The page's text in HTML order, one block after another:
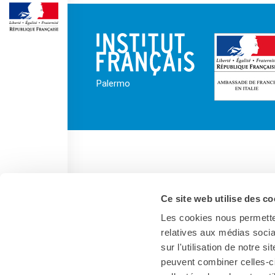
Ce site web utilise des
Les cookies nous
relatives aux médias
sur l'utilisation de notre
peuvent combiner celles-
Culturethèque
PARCOURS EN FRANÇAIS
Activités pour la classe
Atelier
Atelier Panormos - La
Palermo